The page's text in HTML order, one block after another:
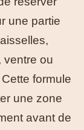
une partie
ventre ou
formule
une zone
avant de